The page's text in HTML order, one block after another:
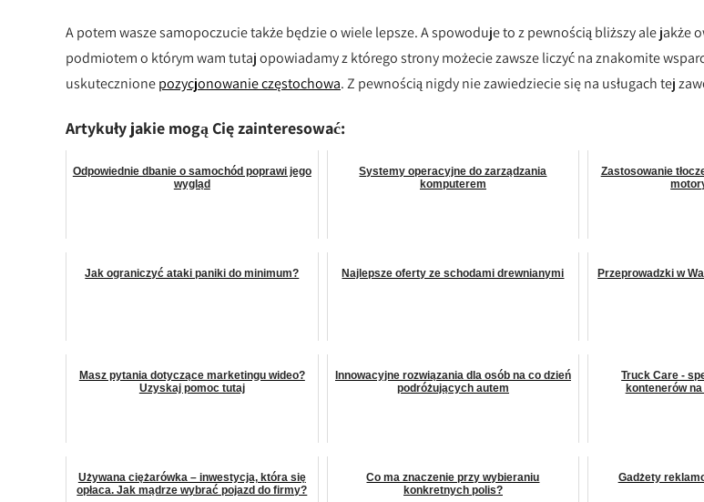
A potem wasze samopoczucie także będzie o wiele lepsze. A spowoduje to z pewnością bliższy ale jakże
podmiotem o którym wam tutaj opowiadamy z którego strony możecie zawsze liczyć na znakomite
uskutecznionepozycjonowanie częstochowa. Z pewnością nigdy nie zawiedziecie się na usługach tej
Artykuły jakie mogą Cię zainteresować:
Odpowiednie dbanie o samochód poprawi jego
wygląd
Systemy operacyjne do zarządzania
komputerem
Zastosowanie
Jak ograniczyć ataki paniki do minimum? Najlepsze oferty ze schodami drewnianymi Przeprowadzki w
Masz pytania dotyczące marketingu wideo?
Uzyskaj pomoc tutaj
Innowacyjne rozwiązania dla osób na co dzień
podróżujących autem
Truck Care -
kontenerów
Używana ciężarówka – inwestycja, która się
opłaca. Jak mądrze wybrać pojazd do firmy?
Co ma znaczenie przy wybieraniu
konkretnych polis?
Gadżety